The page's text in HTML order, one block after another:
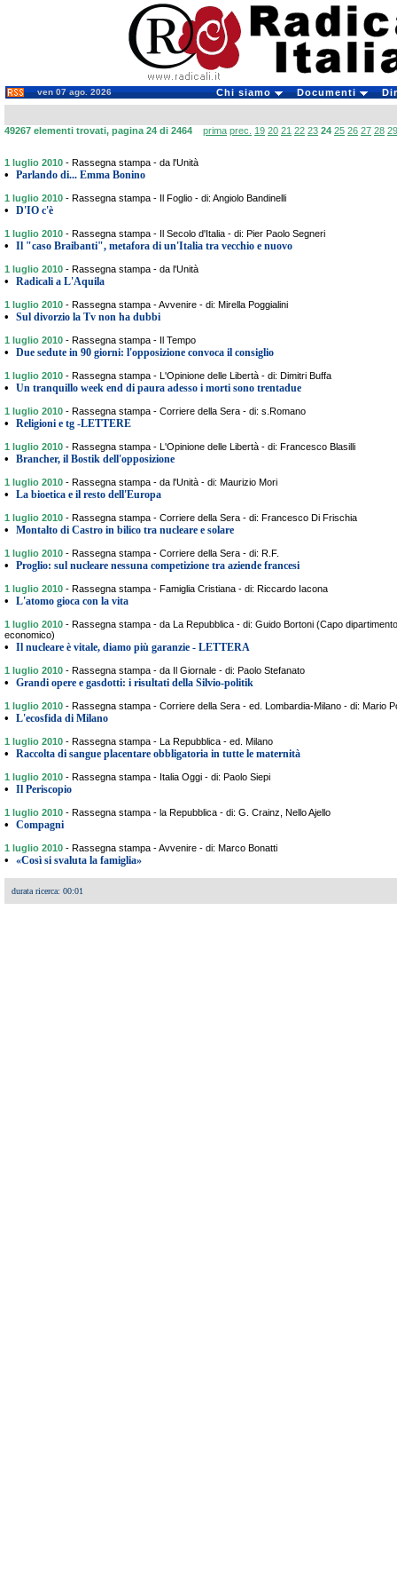
ven 07 ago. 2026 Chi siamo Documenti
49267 elementi trovati, pagina 24 di 2464 prima prec. 19 20 21 22 23 24 25 26 27 28 29
1 luglio 2010 - Rassegna stampa - da l'Unità
• Parlando di... Emma Bonino
1 luglio 2010 - Rassegna stampa - Il Foglio - di: Angiolo Bandinelli
• D'IO c'è
1 luglio 2010 - Rassegna stampa - Il Secolo d'Italia - di: Pier Paolo Segneri
• Il "caso Braibanti", metafora di un'Italia tra vecchio e nuovo
1 luglio 2010 - Rassegna stampa - da l'Unità
• Radicali a L'Aquila
1 luglio 2010 - Rassegna stampa - Avvenire - di: Mirella Poggialini
• Sul divorzio la Tv non ha dubbi
1 luglio 2010 - Rassegna stampa - Il Tempo
• Due sedute in 90 giorni: l'opposizione convoca il consiglio
1 luglio 2010 - Rassegna stampa - L'Opinione delle Libertà - di: Dimitri Buffa
• Un tranquillo week end di paura adesso i morti sono trentadue
1 luglio 2010 - Rassegna stampa - Corriere della Sera - di: s.Romano
• Religioni e tg -LETTERE
1 luglio 2010 - Rassegna stampa - L'Opinione delle Libertà - di: Francesco Blasilli
• Brancher, il Bostik dell'opposizione
1 luglio 2010 - Rassegna stampa - da l'Unità - di: Maurizio Mori
• La bioetica e il resto dell'Europa
1 luglio 2010 - Rassegna stampa - Corriere della Sera - di: Francesco Di Frischia
• Montalto di Castro in bilico tra nucleare e solare
1 luglio 2010 - Rassegna stampa - Corriere della Sera - di: R.F.
• Proglio: sul nucleare nessuna competizione tra aziende francesi
1 luglio 2010 - Rassegna stampa - Famiglia Cristiana - di: Riccardo Iacona
• L'atomo gioca con la vita
1 luglio 2010 - Rassegna stampa - da La Repubblica - di: Guido Bortoni (Capo
economico)
• Il nucleare è vitale, diamo più garanzie - LETTERA
1 luglio 2010 - Rassegna stampa - da Il Giornale - di: Paolo Stefanato
• Grandi opere e gasdotti: i risultati della Silvio-politik
1 luglio 2010 - Rassegna stampa - Corriere della Sera - ed. Lombardia-Milano - di: Mario
• L'ecosfida di Milano
1 luglio 2010 - Rassegna stampa - La Repubblica - ed. Milano
• Raccolta di sangue placentare obbligatoria in tutte le maternità
1 luglio 2010 - Rassegna stampa - Italia Oggi - di: Paolo Siepi
• Il Periscopio
1 luglio 2010 - Rassegna stampa - la Repubblica - di: G. Crainz, Nello Ajello
• Compagni
1 luglio 2010 - Rassegna stampa - Avvenire - di: Marco Bonatti
• «Così si svaluta la famiglia»
durata ricerca: 00:01